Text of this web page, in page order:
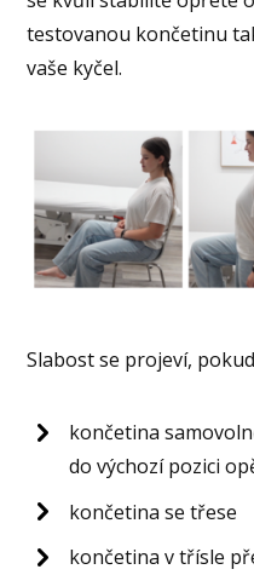
testovanou končetinu
vaše kyčel.
Slabost se projeví,
končetina
do výchozí pozici
končetina se třese
končetina v třísle